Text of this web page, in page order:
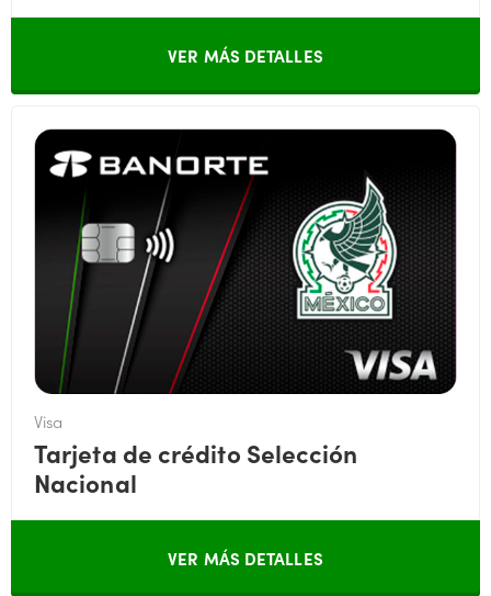
VER MÁS DETALLES
Visa
Tarjeta de crédito Selección
Nacional
VER MÁS DETALLES